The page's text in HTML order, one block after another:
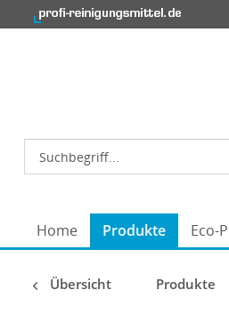
Home Produkte Eco-
Übersicht Produkte